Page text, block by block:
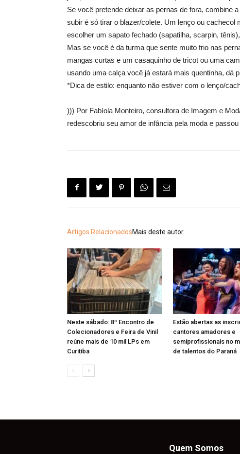
Se você pretende deixar as pernas de fora, combine
subir é só tirar o blazer/colete. Um lenço ou
escolher um sapato fechado (sapatilha, scarpin,
Mas se você é da turma que sente muito frio nas
mangas curtas e um casaquinho de tricot ou uma
usando uma calça você já estará mais quentinha, dá
*Dica de estilo: enquanto não estiver com o lenço/
))) Por Fabíola Monteiro, consultora de Imagem e
redescobriu seu amor de infância pela moda e
Artigos RelacionadosMais deste autor
Neste sábado: 8º Encontro de
Colecionadores e Feira de Vinil
reúne mais de 10 mil LPs em
Curitiba
Estão abertas as
cantores amadores e
semiprofissionais no
de talentos do Paraná
Quem Somos